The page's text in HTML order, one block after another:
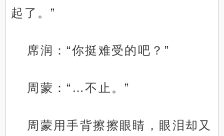
起了。”
席润：“你挺难受的吧？”
周蒙：“…不止。”
周蒙用手背擦擦眼睛，眼泪却又